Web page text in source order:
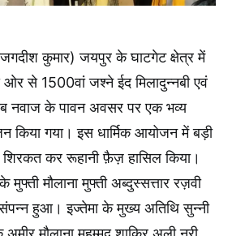
कुमार) जयपुर के घाटगेट क्षेत्र में
ओर से 1500वां जश्ने ईद मिलादुन्नबी एवं
नवाज के पावन अवसर पर एक भव्य
किया गया। इस धार्मिक आयोजन में बड़ी
कर रूहानी फ़ैज़ हासिल किया।
मौलाना मुफ्ती अब्दुस्सत्तार रज़वी
हुआ। इज्तेमा के मुख्य अतिथि सुन्नी